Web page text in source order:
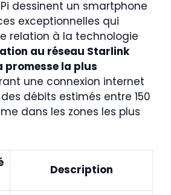
dessinent un smartphone
exceptionnelles qui
relation à la technologie
au réseau Starlink
la plus
une connexion internet
débits estimés entre 150
dans les zones les plus
Description